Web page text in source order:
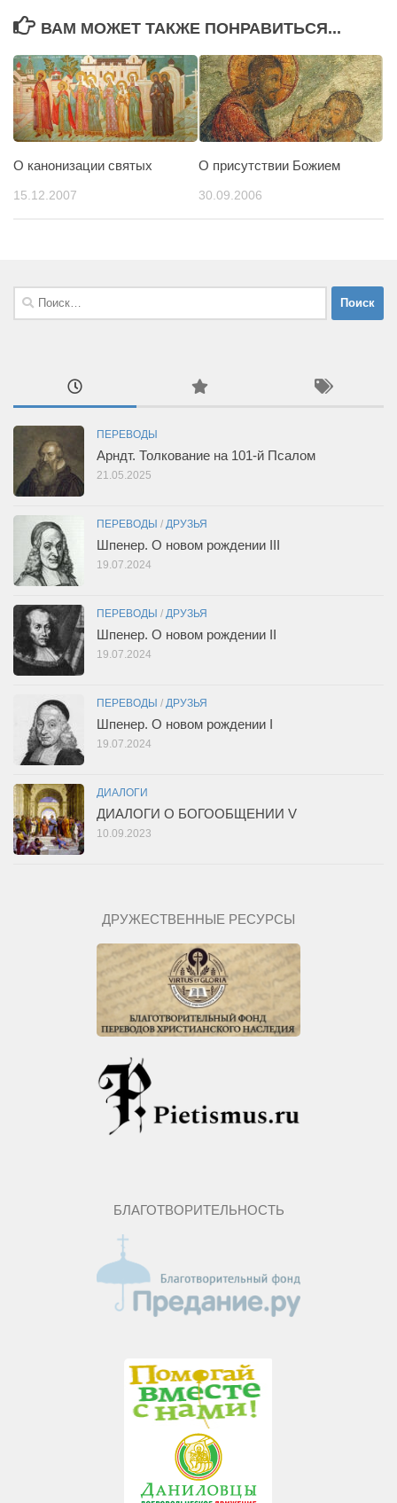
ВАМ МОЖЕТ ТАКЖЕ ПОНРАВИТЬСЯ...
О канонизации святых
15.12.2007
О присутствии Божием
30.09.2006
Найти:
ПЕРЕВОДЫ
Арндт. Толкование на 101-й Псалом
21.05.2025
ПЕРЕВОДЫ / ДРУЗЬЯ
Шпенер. О новом рождении III
19.07.2024
ПЕРЕВОДЫ / ДРУЗЬЯ
Шпенер. О новом рождении II
19.07.2024
ПЕРЕВОДЫ / ДРУЗЬЯ
Шпенер. О новом рождении I
19.07.2024
ДИАЛОГИ
ДИАЛОГИ О БОГООБЩЕНИИ V
10.09.2023
ДРУЖЕСТВЕННЫЕ РЕСУРСЫ
БЛАГОТВОРИТЕЛЬНОСТЬ